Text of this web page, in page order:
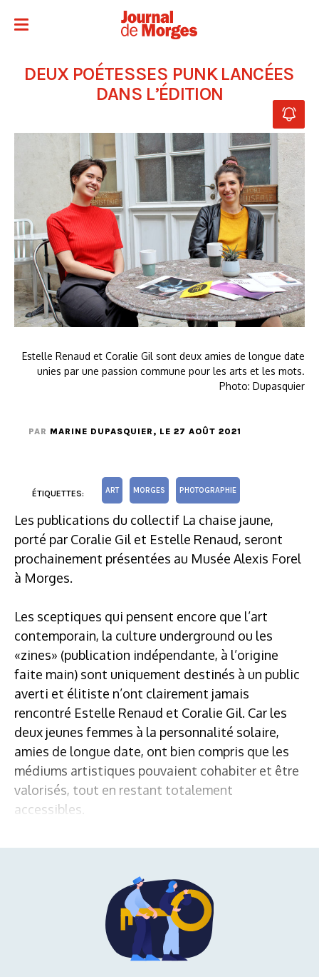
DEUX POÉTESSES PUNK LANCÉES
DANS L’ÉDITION
Estelle Renaud et Coralie Gil sont deux amies de longue date
unies par une passion commune pour les arts et les mots.
Photo: Dupasquier
PAR MARINE DUPASQUIER, LE 27 AOÛT 2021
ÉTIQUETTES: ART MORGES PHOTOGRAPHIE
Les publications du collectif La chaise jaune,
porté par Coralie Gil et Estelle Renaud, seront
prochainement présentées au Musée Alexis Forel
à Morges.
Les sceptiques qui pensent encore que l’art
contemporain, la culture underground ou les
«zines» (publication indépendante, à l’origine
faite main) sont uniquement destinés à un public
averti et élitiste n’ont clairement jamais
rencontré Estelle Renaud et Coralie Gil. Car les
deux jeunes femmes à la personnalité solaire,
amies de longue date, ont bien compris que les
médiums artistiques pouvaient cohabiter et être
valorisés, tout en restant totalement
accessibles.